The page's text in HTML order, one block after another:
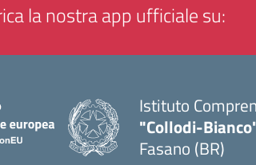
la nostra app ufficiale su:
Istituto
"Collodi-
Fasano (BR)